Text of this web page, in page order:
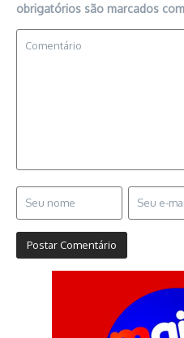
obrigatórios são marcados com